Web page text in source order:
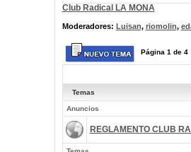
Club Radical LA MONA
Moderadores: Luisan, riomolin,
Página 1 de 4
Temas
Anuncios
REGLAMENTO CLUB